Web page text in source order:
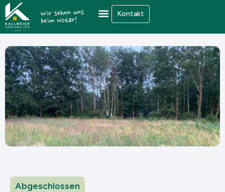
Zum
Inhalt
springen
Kontakt
Abgeschlossen